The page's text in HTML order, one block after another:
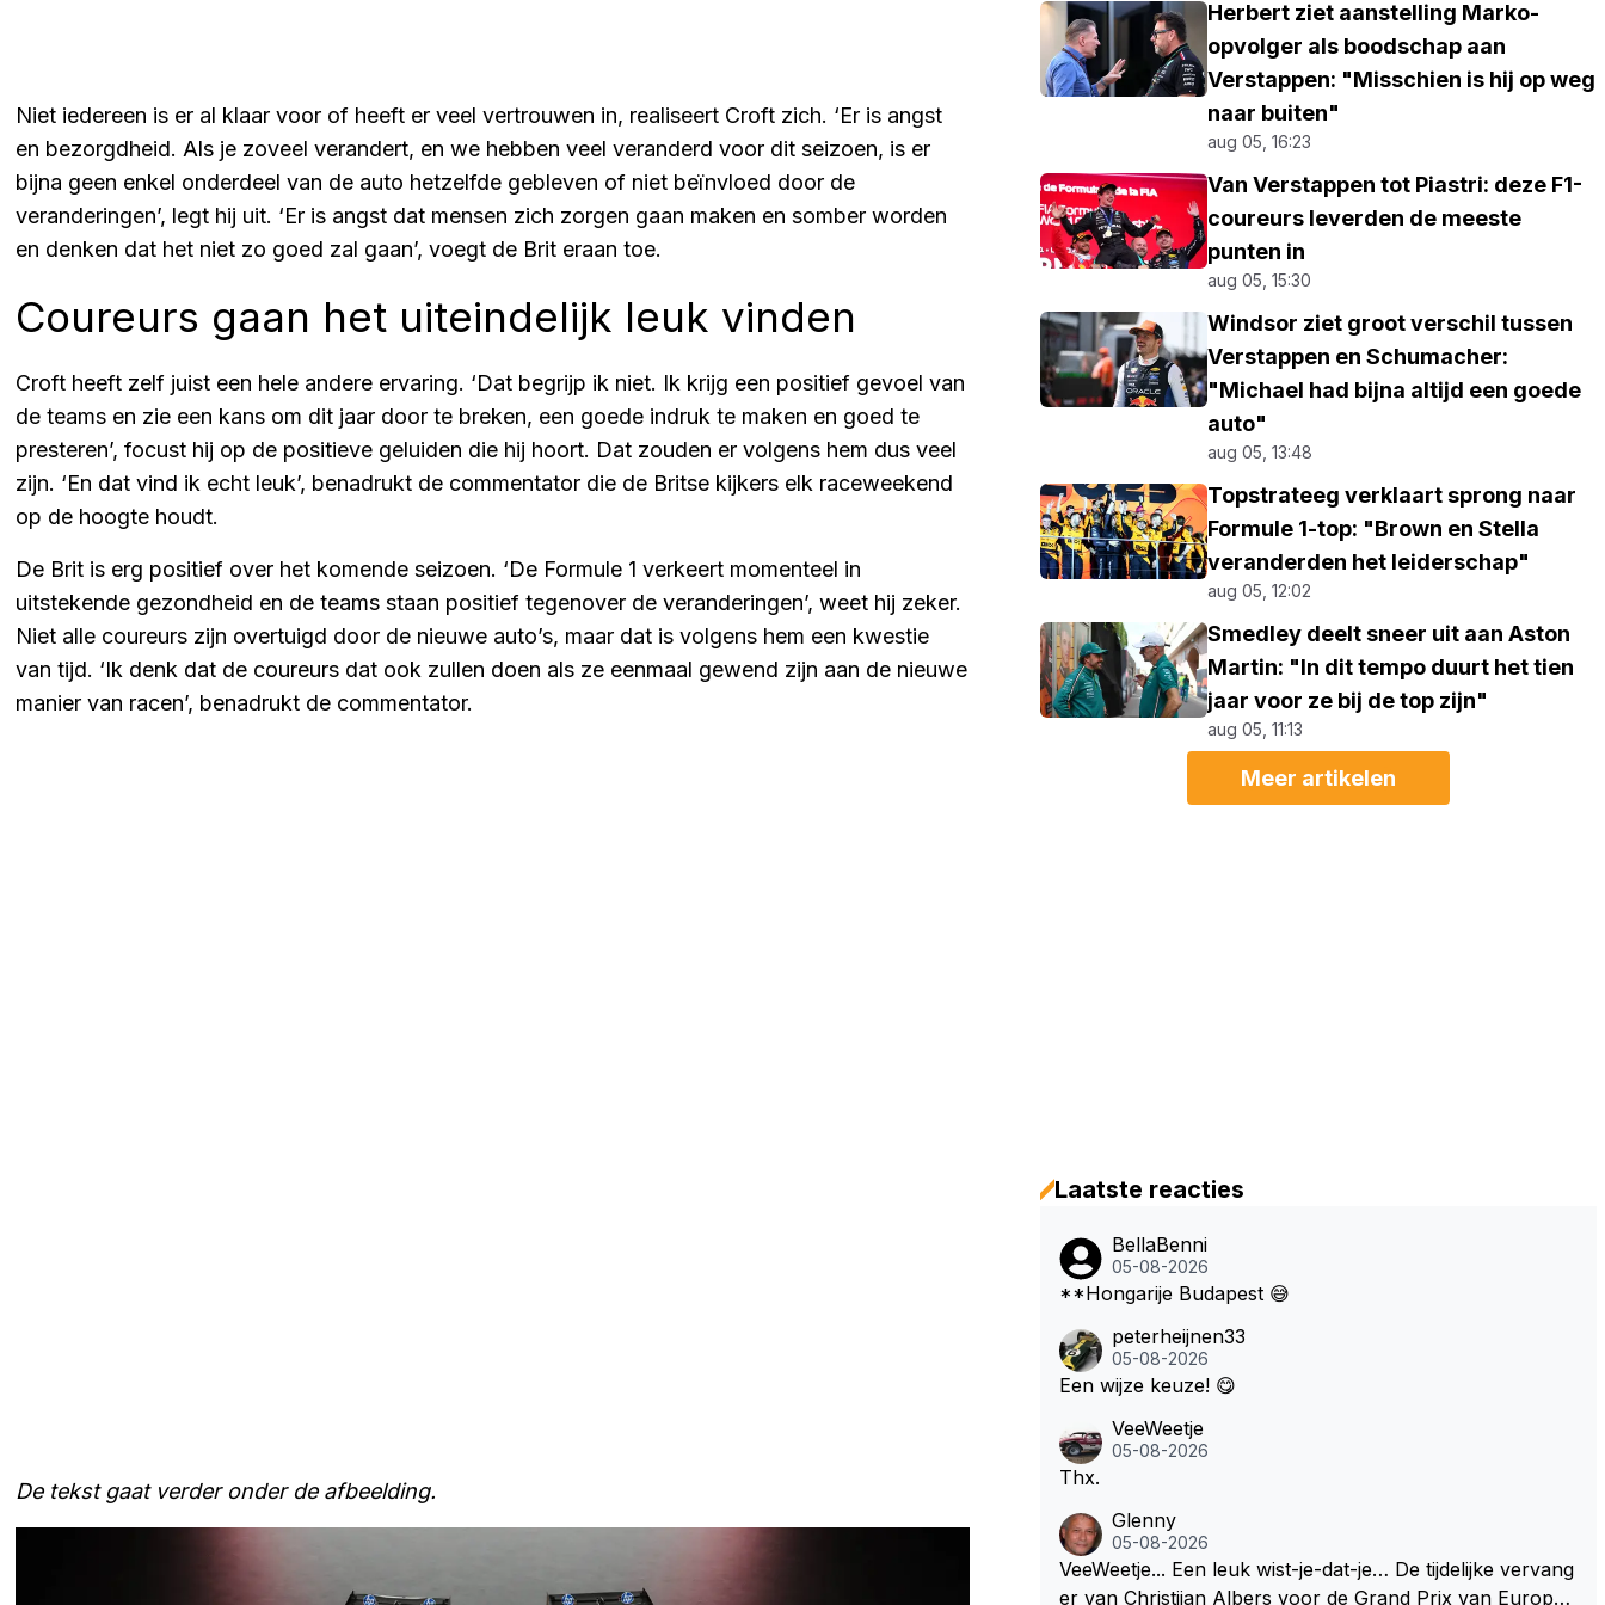
Niet iedereen is er al klaar voor of heeft er veel vertrouwen in, realiseert Croft zich. ‘Er is angst
en bezorgdheid. Als je zoveel verandert, en we hebben veel veranderd voor dit seizoen, is er
bijna geen enkel onderdeel van de auto hetzelfde gebleven of niet beïnvloed door de
veranderingen’, legt hij uit. ‘Er is angst dat mensen zich zorgen gaan maken en somber worden
en denken dat het niet zo goed zal gaan’, voegt de Brit eraan toe.
Coureurs gaan het uiteindelijk leuk vinden
Croft heeft zelf juist een hele andere ervaring. ‘Dat begrijp ik niet. Ik krijg een positief gevoel van
de teams en zie een kans om dit jaar door te breken, een goede indruk te maken en goed te
presteren’, focust hij op de positieve geluiden die hij hoort. Dat zouden er volgens hem dus veel
zijn. ‘En dat vind ik echt leuk’, benadrukt de commentator die de Britse kijkers elk raceweekend
op de hoogte houdt.
De Brit is erg positief over het komende seizoen. ‘De Formule 1 verkeert momenteel in
uitstekende gezondheid en de teams staan positief tegenover de veranderingen’, weet hij zeker.
Niet alle coureurs zijn overtuigd door de nieuwe auto’s, maar dat is volgens hem een kwestie
van tijd. ‘Ik denk dat de coureurs dat ook zullen doen als ze eenmaal gewend zijn aan de nieuwe
manier van racen’, benadrukt de commentator.
De tekst gaat verder onder de afbeelding.
Herbert ziet aanstelling Marko-
opvolger als boodschap aan
Verstappen: "Misschien is hij op weg
naar buiten"
aug 05, 16:23
Van Verstappen tot Piastri: deze F1-
coureurs leverden de meeste
punten in
aug 05, 15:30
Windsor ziet groot verschil tussen
Verstappen en Schumacher:
"Michael had bijna altijd een goede
auto"
aug 05, 13:48
Topstrateeg verklaart sprong naar
Formule 1-top: "Brown en Stella
veranderden het leiderschap"
aug 05, 12:02
Smedley deelt sneer uit aan Aston
Martin: "In dit tempo duurt het tien
jaar voor ze bij de top zijn"
aug 05, 11:13
Meer artikelen
Laatste reacties
BellaBenni
05-08-2026
**Hongarije Budapest 😅
peterheijnen33
05-08-2026
Een wijze keuze! 😋
VeeWeetje
05-08-2026
Thx.
Glenny
05-08-2026
VeeWeetje... Een leuk wist-je-dat-je… De tijdelijke vervang
er van Christijan Albers voor de Grand Prix van Europa